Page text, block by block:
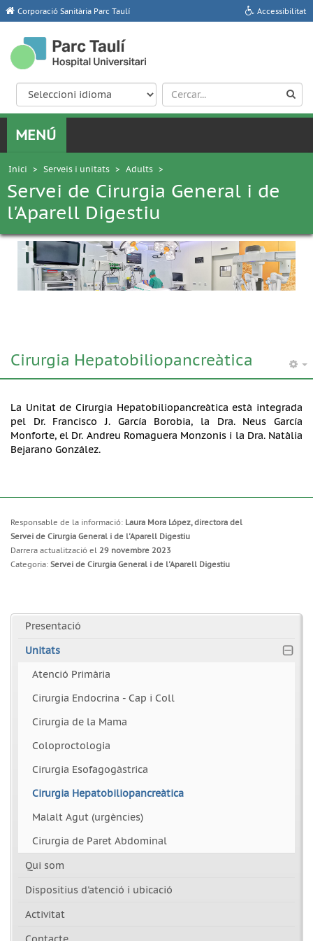
Corporació Sanitària Parc Taulí Accessibilitat
Inici > Serveis i unitats > Adults >
Servei de Cirurgia General i de
l'Aparell Digestiu
Cirurgia Hepatobiliopancreàtica
La Unitat de Cirurgia Hepatobiliopancreàtica està integrada
pel Dr. Francisco J. García Borobia, la Dra. Neus García
Monforte, el Dr. Andreu Romaguera Monzonis i la Dra. Natàlia
Bejarano González.
Responsable de la informació: Laura Mora López, directora del
Servei de Cirurgia General i de l'Aparell Digestiu
Darrera actualització el 29 novembre 2023
Categoria: Servei de Cirurgia General i de l'Aparell Digestiu
Presentació
Unitats
Atenció Primària
Cirurgia Endocrina - Cap i Coll
Cirurgia de la Mama
Coloproctologia
Cirurgia Esofagogàstrica
Cirurgia Hepatobiliopancreàtica
Malalt Agut (urgències)
Cirurgia de Paret Abdominal
Qui som
Dispositius d'atenció i ubicació
Activitat